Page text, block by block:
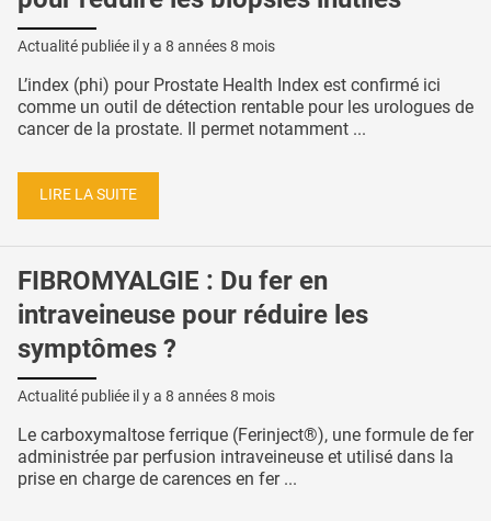
Actualité publiée il y a 8 années 8 mois
L’index (phi) pour Prostate Health Index est confirmé ici
comme un outil de détection rentable pour les urologues de
cancer de la prostate. Il permet notamment ...
LIRE LA SUITE
FIBROMYALGIE : Du fer en
intraveineuse pour réduire les
symptômes ?
Actualité publiée il y a 8 années 8 mois
Le carboxymaltose ferrique (Ferinject®), une formule de fer
administrée par perfusion intraveineuse et utilisé dans la
prise en charge de carences en fer ...